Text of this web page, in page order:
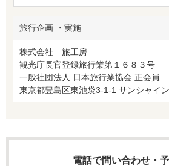
旅行企画 ・実施
株式会社 旅工房
観光庁長官登録旅行業第１６８３号
一般社団法人 日本旅行業協会 正会員
東京都豊島区東池袋3-1-1 サンシャイ
電話で問い合わせ・